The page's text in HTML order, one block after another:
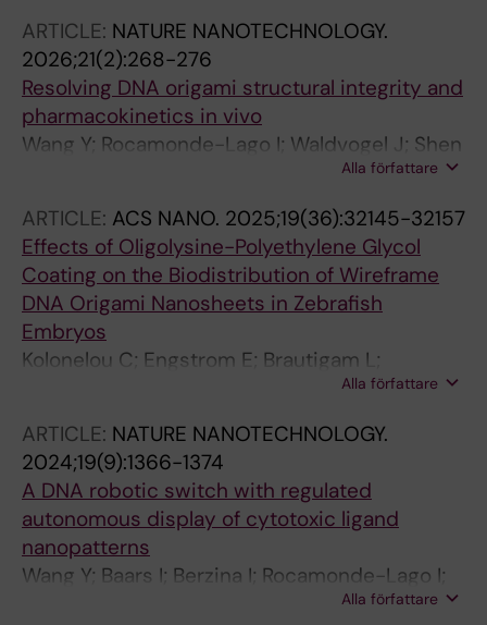
Vogg L; Ryan TJ; Hanada K-I; Regen T; Waisman
A; Malmstrom V; Benson E; Kisielow J; Krey T;
Winkler TH; Hanke L; Kreslavsky T
ARTICLE: NATURE NANOTECHNOLOGY.
2026;21(2):268-276
Resolving DNA origami structural integrity and
pharmacokinetics in vivo
Wang Y; Rocamonde-Lago I; Waldvogel J; Shen
B; Wu Y-C; Zhu J; Zang S; Jia Y; Baars I;
Kloosterman A; Hoffecker IT; Wu M-R; He Q;
Hogberg B
Alla författare
ARTICLE: ACS NANO. 2025;19(36):32145-32157
Effects of Oligolysine-Polyethylene Glycol
Coating on the Biodistribution of Wireframe
DNA Origami Nanosheets in Zebrafish
Embryos
Kolonelou C; Engstrom E; Brautigam L;
Edwards S; Dias JM; Spratt J; Karampelias C;
Brismar H; Andersson O; Teixeira AI
Alla författare
ARTICLE: NATURE NANOTECHNOLOGY.
2024;19(9):1366-1374
A DNA robotic switch with regulated
autonomous display of cytotoxic ligand
nanopatterns
Wang Y; Baars I; Berzina I; Rocamonde-Lago I;
Shen B; Yang Y; Lolaico M; Waldvogel J;Alla författare